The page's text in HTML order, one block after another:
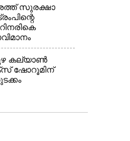
സുരക്ഷാ
കല്യാൺ
ഷോറൂമിന്